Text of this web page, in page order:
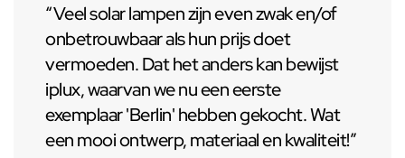
“Veel solar lampen zijn even zwak en/of
onbetrouwbaar als hun prijs doet
vermoeden. Dat het anders kan bewijst
iplux, waarvan we nu een eerste
exemplaar 'Berlin' hebben gekocht. Wat
een mooi ontwerp, materiaal en kwaliteit!”